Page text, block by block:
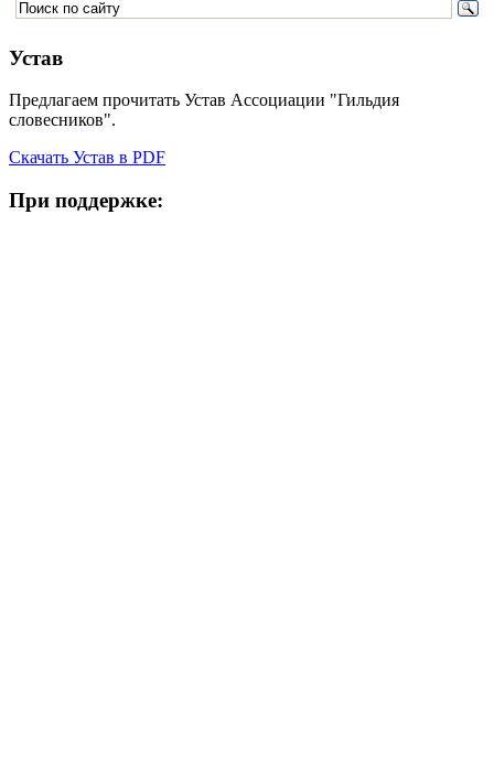
Устав
Предлагаем прочитать Устав Ассоциации "Гильдия
словесников".
Скачать Устав в PDF
При поддержке: